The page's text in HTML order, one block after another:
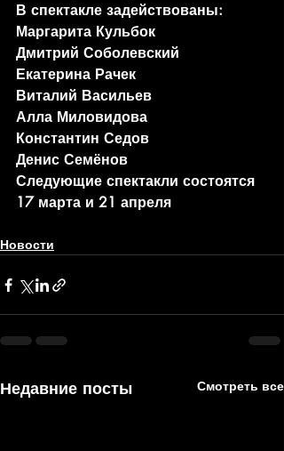
В спектакле задействованы:
Маргарита Кульбок
Дмитрий Соболевский
Екатерина Рачек
Виталий Васильев
Алла Миловидова
Константин Седов
Денис Семёнов
Следующие спектакли состоятся
17 марта и 21 апреля
Новости
Недавние посты Смотреть все